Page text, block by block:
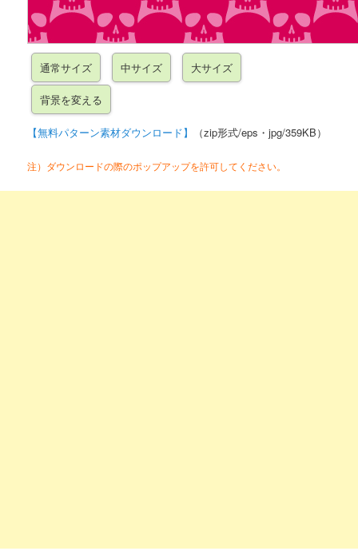
【無料パターン素材ダウンロード】 （zip形式/eps・jpg/359KB）
注）ダウンロードの際のポップアップを許可してください。